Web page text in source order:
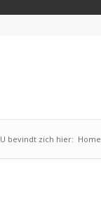
U bevindt zich hier: Home